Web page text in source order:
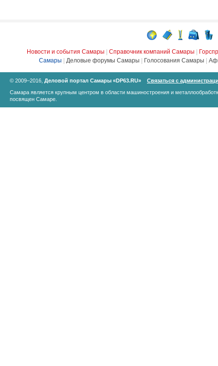
Новости и события Самары Справочник компаний Самары
Самары
Деловые форумы Самары Голосования Самары
© 2009–2016, Деловой портал Самары «DP63.RU»
Связаться с
Самара является крупным центром в области машиностроения и
посвящен Самаре.